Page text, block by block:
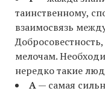
таинственному,
взаимосвязь
мелочам.
нередко такие
А— самая